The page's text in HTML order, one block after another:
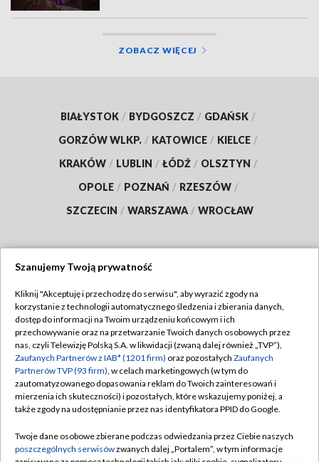
ZOBACZ WIĘCEJ
BIAŁYSTOK / BYDGOSZCZ / GDAŃSK /
GORZÓW WLKP. / KATOWICE / KIELCE /
KRAKÓW / LUBLIN / ŁÓDŹ / OLSZTYN /
OPOLE / POZNAŃ / RZESZÓW /
SZCZECIN / WARSZAWA / WROCŁAW
TVP
Abonament TVP
Emisja w TVP
Centrum informacji TVP
Naziemna Telewizja Cyfrowa
Rada Programowa
Regulamin TVP
Polityka prywatności
Moje zgody
Pomoc
Kontakt
Szanujemy Twoją prywatność
Kliknij "Akceptuję i przechodzę do serwisu", aby wyrazić zgody na
korzystanie z technologii automatycznego śledzenia i zbierania danych,
dostęp do informacji na Twoim urządzeniu końcowym i ich
przechowywanie oraz na przetwarzanie Twoich danych osobowych przez
nas, czyli Telewizję Polską S.A. w likwidacji (zwaną dalej również „TVP”),
Zaufanych Partnerów z IAB* (1201 firm) oraz pozostałych Zaufanych
Partnerów TVP (93 firm), w celach marketingowych (w tym do
zautomatyzowanego dopasowania reklam do Twoich zainteresowań i
mierzenia ich skuteczności) i pozostałych, które wskazujemy poniżej, a
także zgody na udostępnianie przez nas identyfikatora PPID do Google.
Twoje dane osobowe zbierane podczas odwiedzania przez Ciebie naszych
poszczególnych serwisówzwanych dalej „Portalem”, w tym informacje